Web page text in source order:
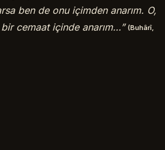
ben de onu içimden anarım. O,
cemaat içinde anarım…” (Buhârî,